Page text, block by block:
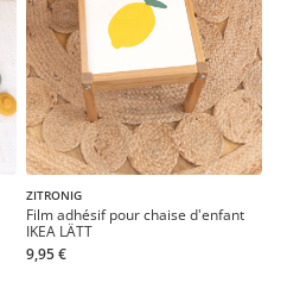
ZITRONIG
Film adhésif pour chaise d'enfant
IKEA LÄTT
9,95 €